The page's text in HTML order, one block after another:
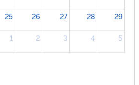
25 26 27 28 29
1 2 3 4 5